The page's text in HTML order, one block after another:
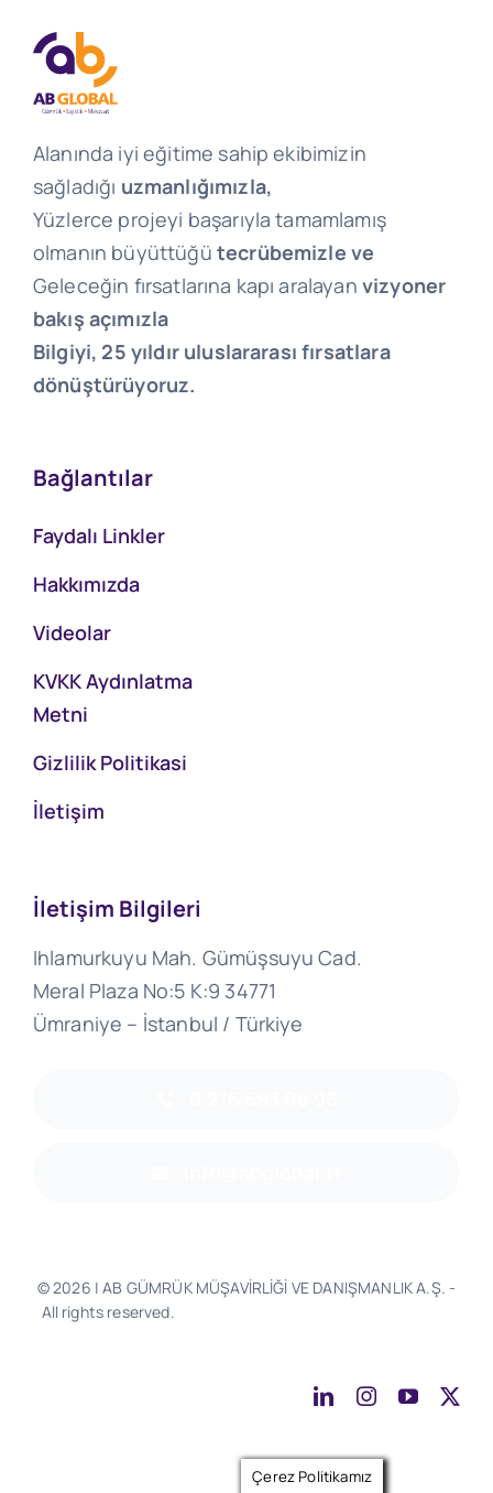
Alanında iyi eğitime sahip ekibimizin
sağladığı uzmanlığımızla,
Yüzlerce projeyi başarıyla tamamlamış
olmanın büyüttüğü tecrübemizle ve
Geleceğin fırsatlarına kapı aralayan vizyoner
bakış açımızla
Bilgiyi, 25 yıldır uluslararası fırsatlara
dönüştürüyoruz.
Bağlantılar
Faydalı Linkler
Hakkımızda
Videolar
KVKK Aydınlatma
Metni
Gizlilik Politikasi
İletişim
İletişim Bilgileri
Ihlamurkuyu Mah. Gümüşsuyu Cad.
Meral Plaza No:5 K:9 34771
Ümraniye – İstanbul / Türkiye
© 2026 | AB GÜMRÜK MÜŞAVİRLİĞİ VE DANIŞMANLIK A.Ş. -
All rights reserved.
Çerez Politikamız